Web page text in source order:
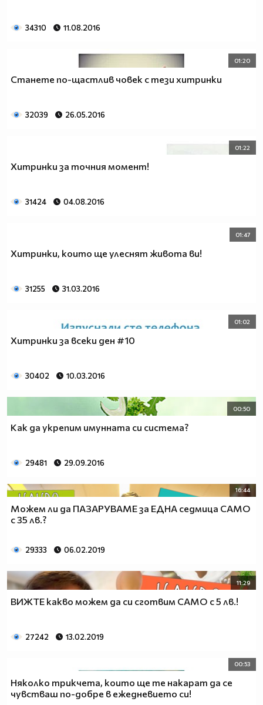
34310 11.08.2016
01:20
Станете по-щастлив човек с тези хитринки
32039 26.05.2016
01:22
Хитринки за точния момент!
31424 04.08.2016
01:47
Хитринки, които ще улеснят живота ви!
31255 31.03.2016
01:02
Хитринки за всеки ден #10
30402 10.03.2016
00:50
Как да укрепим имунната си система?
29481 29.09.2016
16:44
Можем ли да ПАЗАРУВАМЕ за ЕДНА седмица САМО
с 35 лв.?
29333 06.02.2019
11:29
ВИЖТЕ какво можем да си сготвим САМО с 5 лв.!
27242 13.02.2019
00:53
Няколко трикчета, които ще те накарат да се
чувстваш по-добре в ежедневието си!